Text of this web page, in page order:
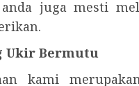
juga mesti
Ukir Bermutu
kami